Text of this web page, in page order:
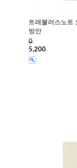
트래블러스노트
방안
0
5,200